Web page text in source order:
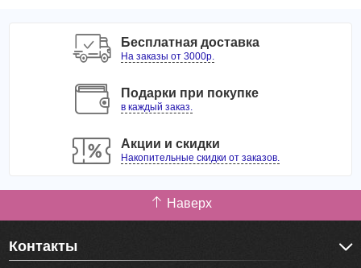
Бесплатная доставка
На заказы от 3000р.
Подарки при покупке
в каждый заказ.
Акции и скидки
Накопительные скидки от заказов.
Наверх
Контакты